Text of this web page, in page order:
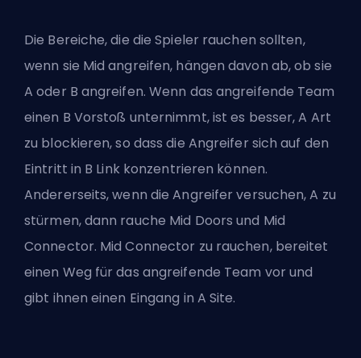
Die Bereiche, die die Spieler rauchen sollten,
wenn sie Mid angreifen, hängen davon ab, ob sie
A oder B angreifen. Wenn das angreifende Team
einen B Vorstoß unternimmt, ist es besser, A Art
zu blockieren, so dass die Angreifer sich auf den
Eintritt in B Link konzentrieren können.
Andererseits, wenn die Angreifer versuchen, A zu
stürmen, dann rauche Mid Doors und Mid
Connector. Mid Connector zu rauchen, bereitet
einen Weg für das angreifende Team vor und
gibt ihnen einen Eingang in A Site.